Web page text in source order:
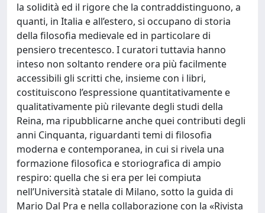
la solidità ed il rigore che la contraddistinguono, a
quanti, in Italia e all’estero, si occupano di storia
della filosofia medievale ed in particolare di
pensiero trecentesco. I curatori tuttavia hanno
inteso non soltanto rendere ora più facilmente
accessibili gli scritti che, insieme con i libri,
costituiscono l’espressione quantitativamente e
qualitativamente più rilevante degli studi della
Reina, ma ripubblicarne anche quei contributi degli
anni Cinquanta, riguardanti temi di filosofia
moderna e contemporanea, in cui si rivela una
formazione filosofica e storiografica di ampio
respiro: quella che si era per lei compiuta
nell’Università statale di Milano, sotto la guida di
Mario Dal Pra e nella collaborazione con la «Rivista